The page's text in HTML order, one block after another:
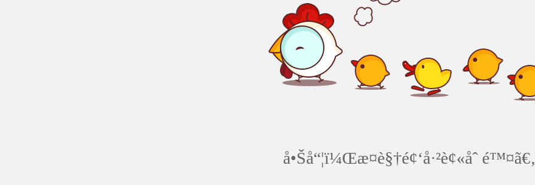
å•Šå“¦ï¼Œæ­¤è§†é¢‘å·²è¢«åˆ é™¤ã€‚